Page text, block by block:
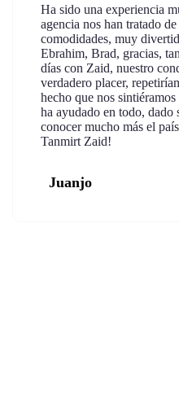
Ha sido una experiencia
agencia nos han tratado
comodidades, muy
Ebrahim, Brad, gracias,
días con Zaid, nuestro
verdadero placer,
hecho que nos
ha ayudado en todo, dado
conocer mucho más el
Tanmirt Zaid!
Juanjo